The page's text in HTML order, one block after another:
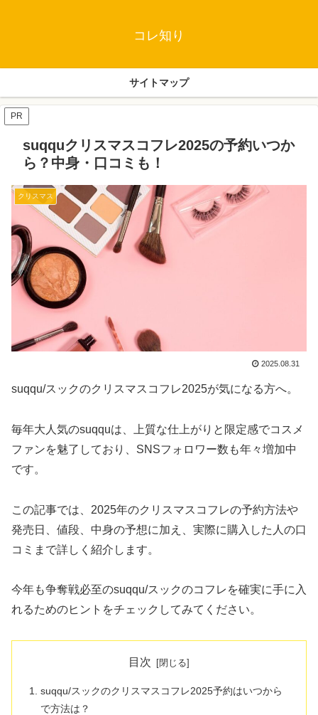
コレ知り
サイトマップ
PR
suqquクリスマスコフレ2025の予約いつか
ら？中身・口コミも！
クリスマス
2025.08.31
suqqu/スックのクリスマスコフレ2025が気になる方へ。
毎年大人気のsuqquは、上質な仕上がりと限定感でコスメ
ファンを魅了しており、SNSフォロワー数も年々増加中
です。
この記事では、2025年のクリスマスコフレの予約方法や
発売日、値段、中身の予想に加え、実際に購入した人の口
コミまで詳しく紹介します。
今年も争奪戦必至のsuqqu/スックのコフレを確実に手に入
れるためのヒントをチェックしてみてください。
目次
suqqu/スックのクリスマスコフレ2025予約はいつから
で方法は？